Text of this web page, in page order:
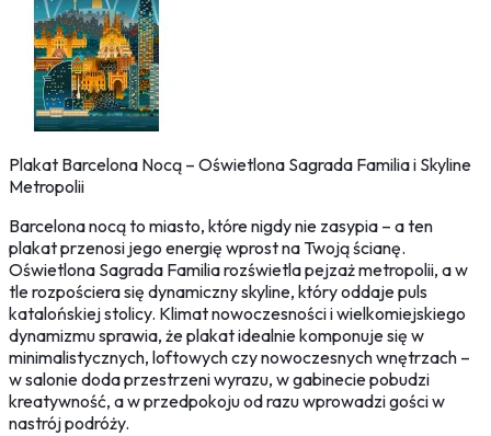
Plakat Barcelona Nocą – Oświetlona Sagrada Familia i Skyline
Metropolii
Barcelona nocą to miasto, które nigdy nie zasypia – a ten
plakat przenosi jego energię wprost na Twoją ścianę.
Oświetlona Sagrada Familia rozświetla pejzaż metropolii, a w
tle rozpościera się dynamiczny skyline, który oddaje puls
katalońskiej stolicy. Klimat nowoczesności i wielkomiejskiego
dynamizmu sprawia, że plakat idealnie komponuje się w
minimalistycznych, loftowych czy nowoczesnych wnętrzach –
w salonie doda przestrzeni wyrazu, w gabinecie pobudzi
kreatywność, a w przedpokoju od razu wprowadzi gości w
nastrój podróży.